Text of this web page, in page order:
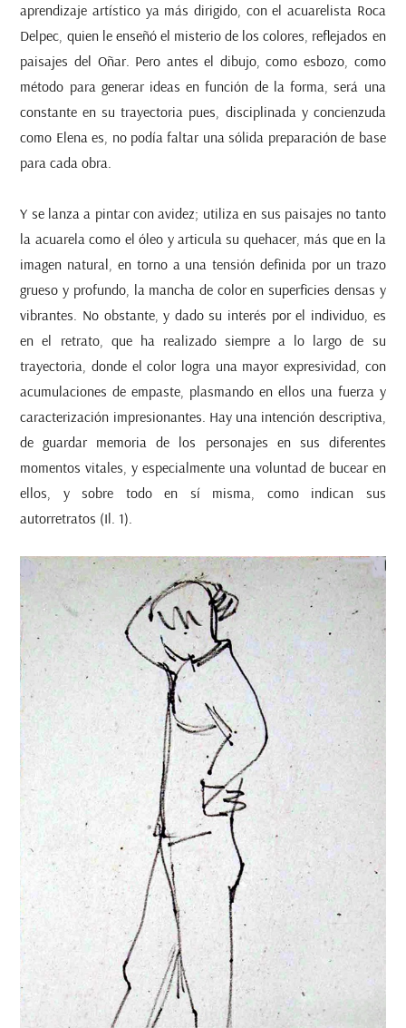
aprendizaje artístico ya más dirigido, con el acuarelista Roca
Delpec, quien le enseñó el misterio de los colores, reflejados en
paisajes del Oñar. Pero antes el dibujo, como esbozo, como
método para generar ideas en función de la forma, será una
constante en su trayectoria pues, disciplinada y concienzuda
como Elena es, no podía faltar una sólida preparación de base
para cada obra.
Y se lanza a pintar con avidez; utiliza en sus paisajes no tanto
la acuarela como el óleo y articula su quehacer, más que en la
imagen natural, en torno a una tensión definida por un trazo
grueso y profundo, la mancha de color en superficies densas y
vibrantes. No obstante, y dado su interés por el individuo, es
en el retrato, que ha realizado siempre a lo largo de su
trayectoria, donde el color logra una mayor expresividad, con
acumulaciones de empaste, plasmando en ellos una fuerza y
caracterización impresionantes. Hay una intención descriptiva,
de guardar memoria de los personajes en sus diferentes
momentos vitales, y especialmente una voluntad de bucear en
ellos, y sobre todo en sí misma, como indican sus
autorretratos (Il. 1).